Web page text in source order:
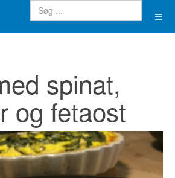
spinat,
og fetaost